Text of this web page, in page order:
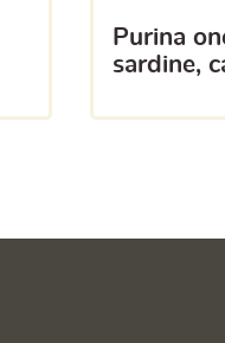
purina one sauce stérilisé
sardine,